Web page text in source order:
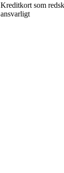
Kreditkort som
ansvarligt